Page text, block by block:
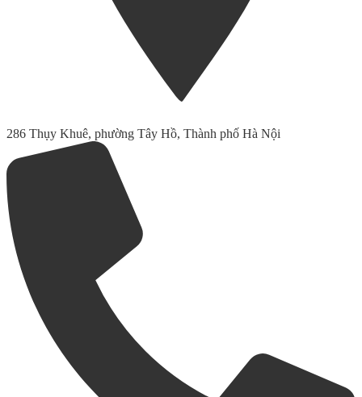
286 Thụy Khuê, phường Tây Hồ, Thành phố Hà Nội